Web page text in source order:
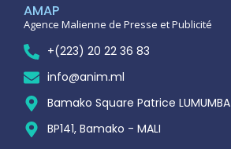
AMAP
Agence Malienne de Presse et Publicité
+(223) 20 22 36 83
info@anim.ml
Bamako Square Patrice LUMUMBA
BP141, Bamako - MALI